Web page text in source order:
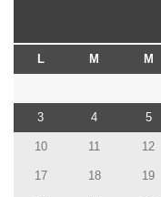
L M M
3 4 5
10 11 12
17 18 19